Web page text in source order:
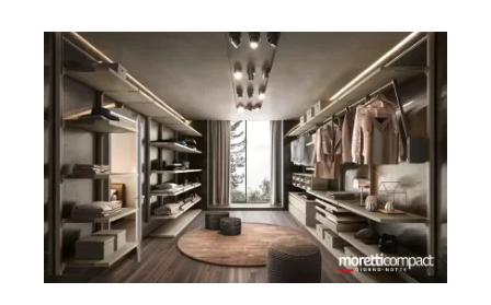
DETAILS